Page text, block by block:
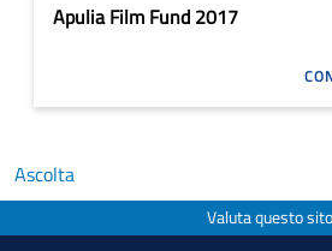
Apulia Film Fund 2017
Ascolta
Valuta questo sito